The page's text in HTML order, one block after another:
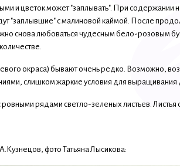
и цветок может "заплывать". При содержании
"заплывшие" с малиновой каймой. После
снова любоваться чудесным бело-розовым
окраса) бывают очень редко. Возможно,
слишком жаркие условия для выращивания
ровными рядами светло-зеленых листьев.
фото Татьяна Лысикова: